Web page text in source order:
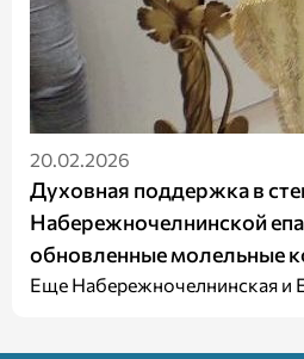
20.02.2026
Духовная поддержка в
Набережночелнинской
обновленные молельные
Еще Набережночелнинская и